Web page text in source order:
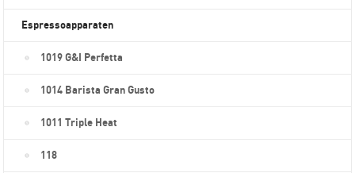
Espressoapparaten
1019 G&I Perfetta
1014 Barista Gran Gusto
1011 Triple Heat
118